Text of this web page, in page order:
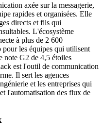
axée sur la messagerie,
rapides et organisées. Elle
directs et fils qui
L'écosystème
à plus de 2 600
pour les équipes qui utilisent
note G2 de 4,5 étoiles
est l'outil de communication
Il sert les agences
et les entreprises qui
l'automatisation des flux de